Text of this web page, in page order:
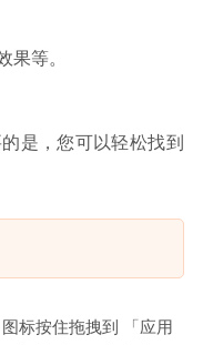
果等。
标按住拖拽到 「应用